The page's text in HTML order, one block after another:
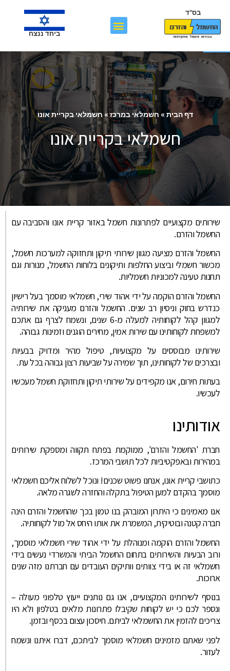
פתח סרגל נגישות
בס"ד
ביחד ננצח
דף הבית» חשמלאי במרכז» חשמלאי בקריית אונו
חשמלאי בקריית אונו
שירותים מקצועיים לפתרונות חשמל באזור קריית אונו והסביבה עם
החשמל והזרם.
החשמל והזרם מציעה מגוון שירותי תיקון ותחזוקה למערכות חשמל,
מכשור חשמלי וביצוע החלפות ותיקונים בלוחות החשמל, מנורות וגם
תחנות טעינה למכוניות חשמליות.
החשמל והזרם הוקמה על ידי אהוד שירי, חשמלאי מוסמך בעל רישיון
כנדרש בחוק וניסיון רב שנים. החשמל והזרם מעניקה את שירותיה
למגוון קהל לקוחותיה למעלה מ-6 שנים, ונשמח לצרף גם אתכם
למשפחת לקוחותינו עם שירות אמין, מחירים הוגנים וזמינות גבוהה.
שירותינו מבוססים על מקצועיות, טיפול מהיר ומדויק בבעיות
ובצרכים של לקוחותינו, תוך שמירה על שביעות רצון גבוהה בכל עת.
בעתות חירום, אנו מקפידים על שירותי תיקון ותחזוקת חשמל מעכשיו
לעכשיו.
אודותינו
חברת 'החשמל והזרם', ממוקמת בפתח תקווה ומספקת שירותים
במהירות ובאפקטיביות לכל תושבי המרכז.
כתושבי קריית אונו, אנחנו פשוט שכנים! ונוכל לשלוח אליכם חשמלאי
מוסמך בהקדם למען הטיפול בתקלה והחזרה לשגרה מלאה.
אנו מאמינים כי היתרון המובהק בנו טמון בכך שהחשמל והזרם הינה
חברה קטנה ובוטיקית, המשמרת את אותו היחס אל מול לקוחותיה.
החשמל והזרם הוקמה ומנוהלת על ידי אהוד שירי חשמלאי מוסמך,
ורוב הבעיות והשירותים בתחום החשמל הביתי והמשרדי נעשים בידי
חשמלאי זה או בידי צוותים וותיקים העובדים עם חברתנו מזה שנים
ארוכות.
בנוסף לשירותינו המקצועיים, אנו גם נותנים ייעוץ טלפוני מעולה –
ונספר לכם כי יש לקוחות שקיבלו פתרונות מלאים בטלפון ולא היו
צריכים להזמין את החשמלאי לביתם. חיסכון עצום בכסף ובזמן.
לפני שאתם מזמינים חשמלאי מוסמך לביתכם, דברו איתנו ונשמח
לעזור.